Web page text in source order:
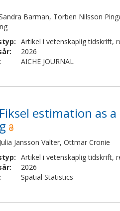
Barman, Torben Nilsson
: Artikel i vetenskaplig tidskrift,
:
2026
: AICHE JOURNAL
estimation as
Julia Jansson Valter, Ottmar Cronie
: Artikel i vetenskaplig tidskrift,
:
2026
: Spatial Statistics